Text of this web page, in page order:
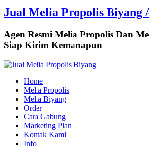
Jual Melia Propolis Biyang
Agen Resmi Melia Propolis Dan
Siap Kirim Kemanapun
Home
Melia Propolis
Melia Biyang
Order
Cara Gabung
Marketing Plan
Kontak Kami
Info